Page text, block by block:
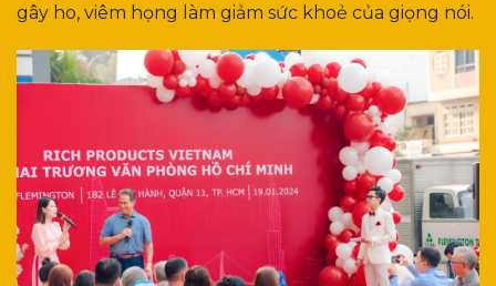
gây ho, viêm họng làm giảm sức khoẻ của giọng nói.